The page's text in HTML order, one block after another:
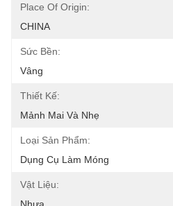
Place Of Origin:
CHINA
Sức Bền:
Vâng
Thiết Kế:
Mảnh Mai Và Nhẹ
Loại Sản Phẩm:
Dụng Cụ Làm Móng
Vật Liệu: